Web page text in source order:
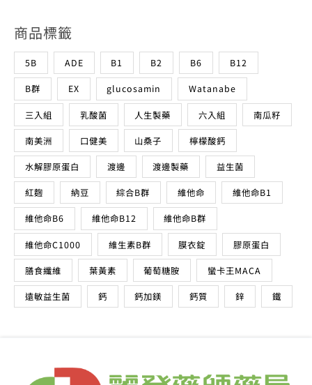
商品標籤
5B ADE B1 B2 B6 B12
B群 EX glucosamin Watanabe
三入組 乳酸菌 人生製藥 六入組 南瓜籽
南美洲 口健美 山桑子 檸檬酸鈣
水解膠原蛋白 渡邊 渡邊製藥 益生菌
紅麴 納豆 綜合B群 維他命 維他命B1
維他命B6 維他命B12 維他命B群
維他命C1000 維生素B群 膜衣錠 膠原蛋白
膳食纖維 葉黃素 葡萄糖胺 蠻卡王MACA
遠敏益生菌 鈣 鈣加鎂 鈣質 鋅 鐵